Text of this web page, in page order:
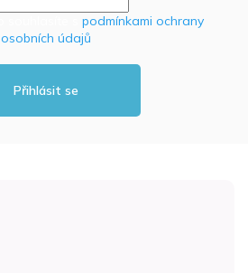
podmínkami ochrany
osobních údajů
Přihlásit se